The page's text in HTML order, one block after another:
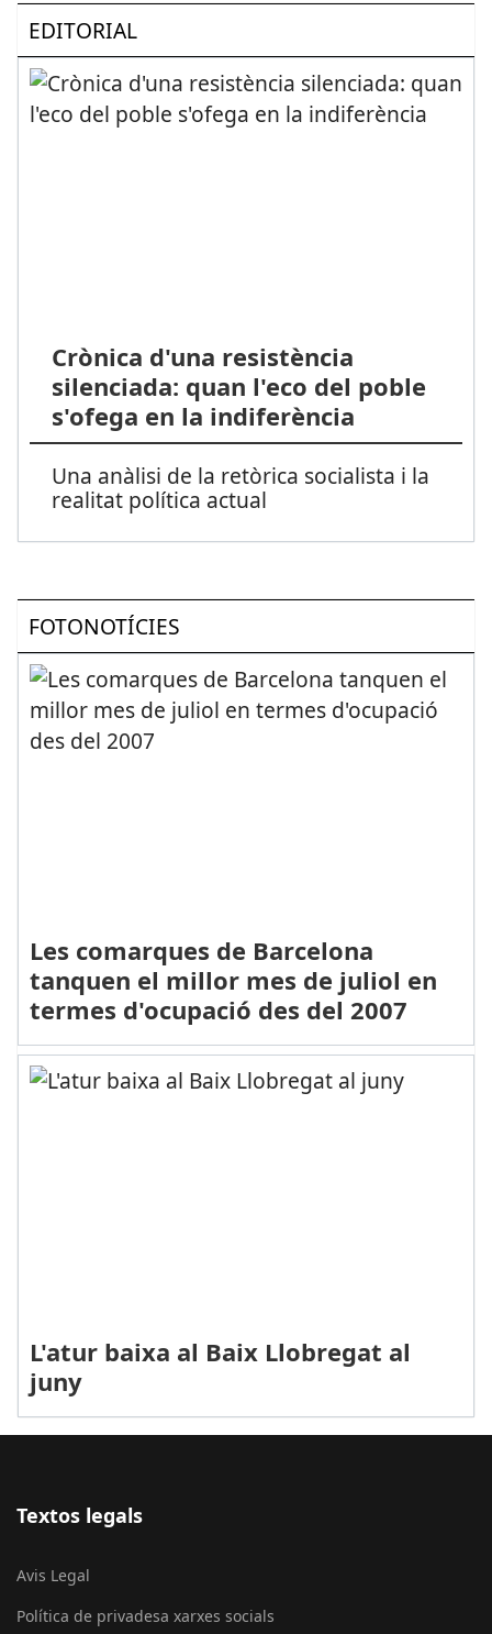
EDITORIAL
Crònica d'una resistència
silenciada: quan l'eco del poble
s'ofega en la indiferència
Una anàlisi de la retòrica socialista i la
realitat política actual
FOTONOTÍCIES
Les comarques de Barcelona
tanquen el millor mes de juliol en
termes d'ocupació des del 2007
L'atur baixa al Baix Llobregat al
juny
Textos legals
Avis Legal
Política de privadesa xarxes socials